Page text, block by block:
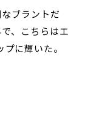
ブラントだ
、こちらはエ
に輝いた。